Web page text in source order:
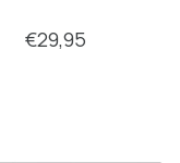
€29,95